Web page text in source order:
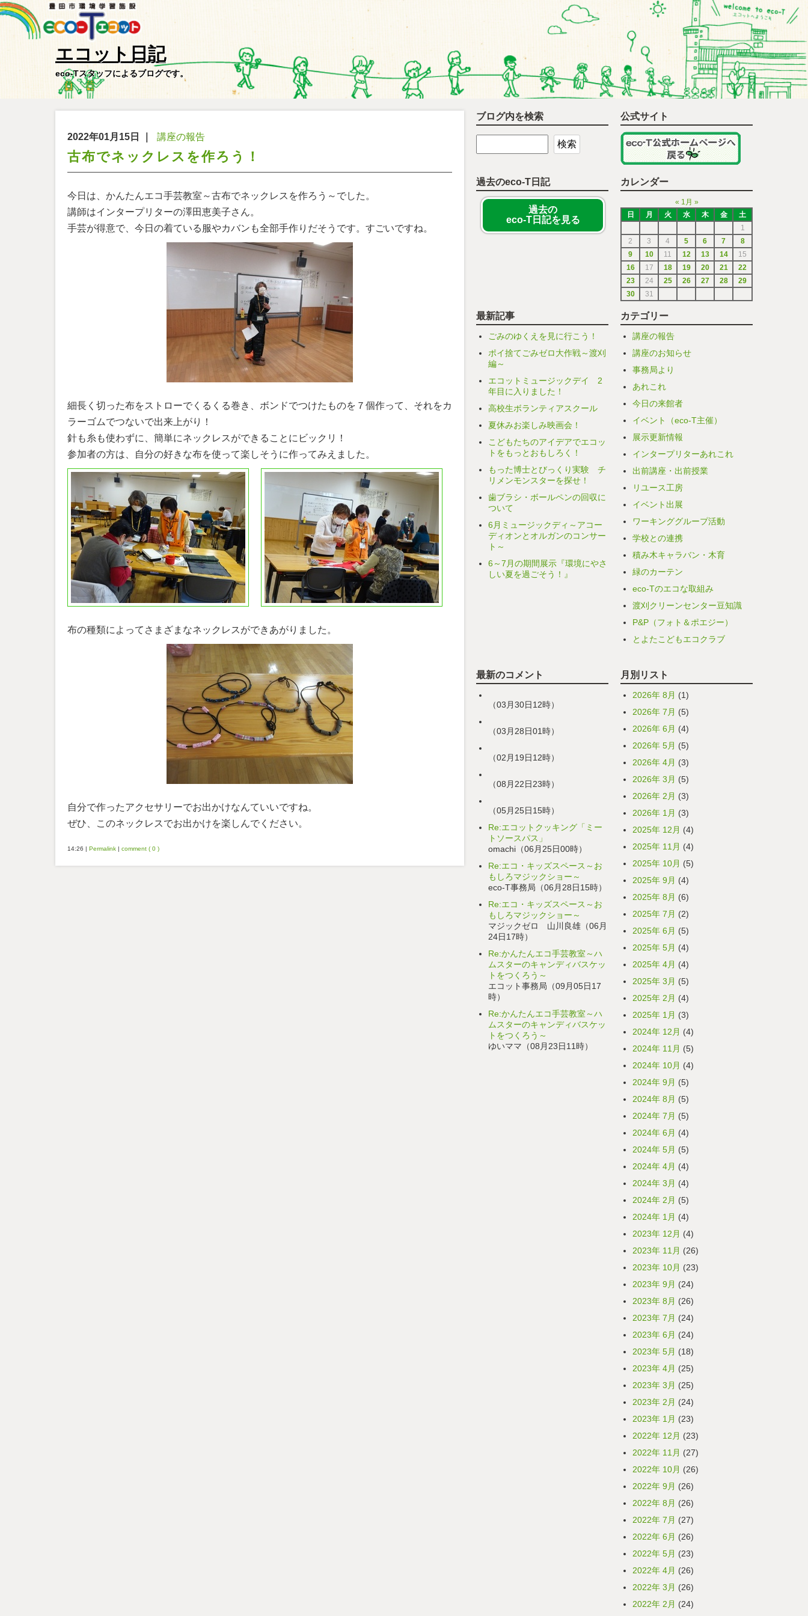
エコット日記
eco-Tスタッフによるブログです。
2022年01月15日 講座の報告
古布でネックレスを作ろう！
今日は、かんたんエコ手芸教室～古布でネックレスを作ろう～でした。
講師はインタープリターの澤田恵美子さん。
手芸が得意で、今日の着ている服やカバンも全部手作りだそうです。すごいですね。
細長く切った布をストローでくるくる巻き、ボンドでつけたものを７個作って、それをカ
ラーゴムでつないで出来上がり！
針も糸も使わずに、簡単にネックレスができることにビックリ！
参加者の方は、自分の好きな布を使って楽しそうに作ってみえました。
布の種類によってさまざまなネックレスができあがりました。
自分で作ったアクセサリーでお出かけなんていいですね。
ぜひ、このネックレスでお出かけを楽しんでください。
14:26 | Permalink | comment ( 0 )
ブログ内を検索 公式サイト
過去のeco-T日記
過去の
eco-T日記を見る
カレンダー
« 1月 »
日
月 火 水 木 金
土
1
2
3 4 5 6 7
8
9
10 11 12 13 14
15
16
17 18 19 20 21
22
23
24 25 26 27 28
29
30
31
最新記事
ごみのゆくえを見に行こう！
ポイ捨てごみゼロ大作戦～渡刈
編～
エコットミュージックデイ 2
年目に入りました！
高校生ボランティアスクール
夏休みお楽しみ映画会！
こどもたちのアイデアでエコッ
トをもっとおもしろく！
もった博士とびっくり実験 チ
リメンモンスターを探せ！
歯ブラシ・ボールペンの回収に
ついて
6月ミュージックディ～アコー
ディオンとオルガンのコンサー
ト～
6～7月の期間展示『環境にやさ
しい夏を過ごそう！』
カテゴリー
講座の報告
講座のお知らせ
事務局より
あれこれ
今日の来館者
イベント（eco-T主催）
展示更新情報
インタープリターあれこれ
出前講座・出前授業
リユース工房
イベント出展
ワーキンググループ活動
学校との連携
積み木キャラバン・木育
緑のカーテン
eco-Tのエコな取組み
渡刈クリーンセンター豆知識
P&P（フォト＆ポエジー）
とよたこどもエコクラブ
最新のコメント
（03月30日12時）
（03月28日01時）
（02月19日12時）
（08月22日23時）
（05月25日15時）
Re:エコットクッキング「ミー
トソースパス」
omachi（06月25日00時）
Re:エコ・キッズスペース～お
もしろマジックショー～
eco-T事務局（06月28日15時）
Re:エコ・キッズスペース～お
もしろマジックショー～
マジックゼロ 山川良雄（06月
24日17時）
Re:かんたんエコ手芸教室～ハ
ムスターのキャンディバスケッ
トをつくろう～
エコット事務局（09月05日17
時）
Re:かんたんエコ手芸教室～ハ
ムスターのキャンディバスケッ
トをつくろう～
ゆいママ（08月23日11時）
月別リスト
2026年 8月 (1)
2026年 7月 (5)
2026年 6月 (4)
2026年 5月 (5)
2026年 4月 (3)
2026年 3月 (5)
2026年 2月 (3)
2026年 1月 (3)
2025年 12月 (4)
2025年 11月 (4)
2025年 10月 (5)
2025年 9月 (4)
2025年 8月 (6)
2025年 7月 (2)
2025年 6月 (5)
2025年 5月 (4)
2025年 4月 (4)
2025年 3月 (5)
2025年 2月 (4)
2025年 1月 (3)
2024年 12月 (4)
2024年 11月 (5)
2024年 10月 (4)
2024年 9月 (5)
2024年 8月 (5)
2024年 7月 (5)
2024年 6月 (4)
2024年 5月 (5)
2024年 4月 (4)
2024年 3月 (4)
2024年 2月 (5)
2024年 1月 (4)
2023年 12月 (4)
2023年 11月 (26)
2023年 10月 (23)
2023年 9月 (24)
2023年 8月 (26)
2023年 7月 (24)
2023年 6月 (24)
2023年 5月 (18)
2023年 4月 (25)
2023年 3月 (25)
2023年 2月 (24)
2023年 1月 (23)
2022年 12月 (23)
2022年 11月 (27)
2022年 10月 (26)
2022年 9月 (26)
2022年 8月 (26)
2022年 7月 (27)
2022年 6月 (26)
2022年 5月 (23)
2022年 4月 (26)
2022年 3月 (26)
2022年 2月 (24)